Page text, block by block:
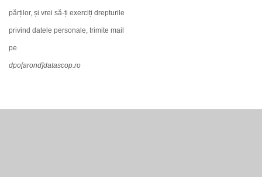
părților, și vrei să-ți exerciți drepturile
privind datele personale, trimite mail
pe
dpo[arond]datascop.ro